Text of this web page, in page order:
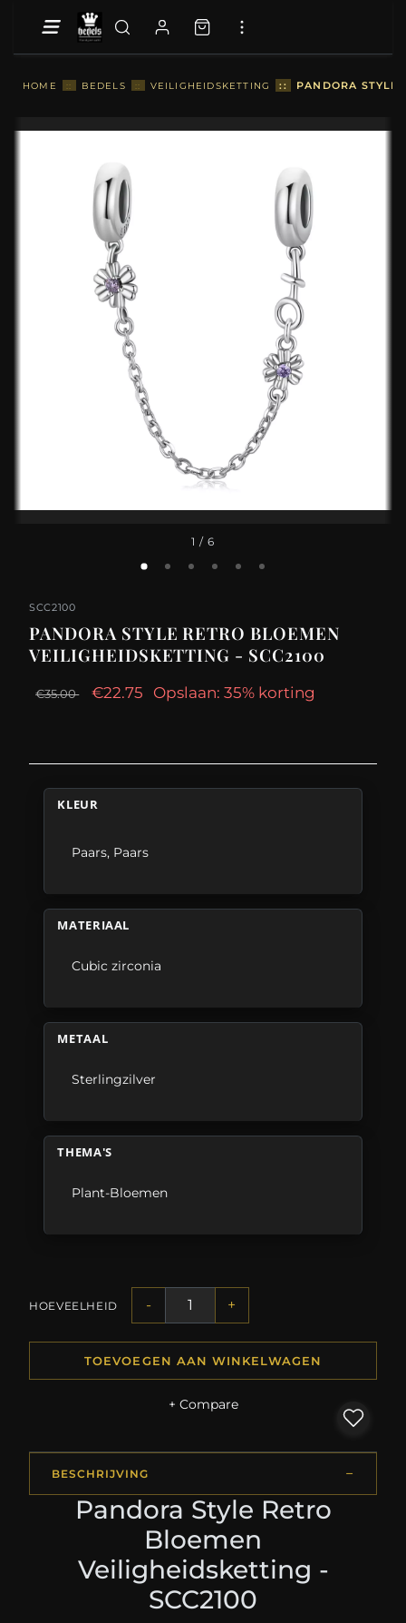
HOME :: BEDELS :: VEILIGHEIDSKETTING :: PANDORA STYLE
1 / 6
SCC2100
PANDORA STYLE RETRO BLOEMEN
VEILIGHEIDSKETTING - SCC2100
€35.00 €22.75 Opslaan: 35% korting
KLEUR
Paars, Paars
MATERIAAL
Cubic zirconia
METAAL
Sterlingzilver
THEMA'S
Plant-Bloemen
HOEVEELHEID - +
TOEVOEGEN AAN WINKELWAGEN
+ Compare
BESCHRIJVING
Pandora Style Retro
Bloemen
Veiligheidsketting -
SCC2100